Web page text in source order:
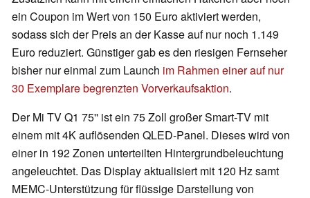
ein Coupon im Wert von 150 Euro aktiviert werden,
sodass sich der Preis an der Kasse auf nur noch 1.149
Euro reduziert. Günstiger gab es den riesigen Fernseher
bisher nur einmal zum Launch im Rahmen einer auf nur
30 Exemplare begrenzten Vorverkaufsaktion.
Der Mi TV Q1 75'' ist ein 75 Zoll großer Smart-TV mit
einem mit 4K auflösenden QLED-Panel. Dieses wird von
einer in 192 Zonen unterteilten Hintergrundbeleuchtung
angeleuchtet. Das Display aktualisiert mit 120 Hz samt
MEMC-Unterstützung für flüssige Darstellung von